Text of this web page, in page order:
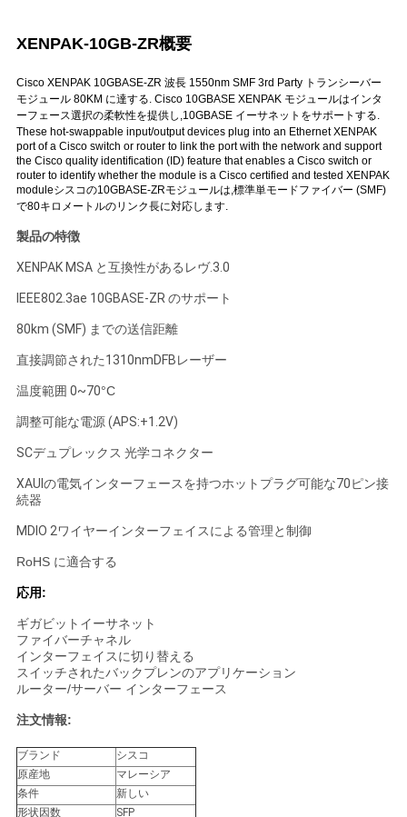
さ
い
ニ
ュ
ー
ス
事
件
SITEMAP
プ
ラ
イ
バ
シ
ー
ポ
リ
XENPAK-10GB-ZR概要
Cisco XENPAK 10GBASE-ZR 波長 1550nm SMF 3rd Party トランシーバー
モジュール 80KM に達する. Cisco 10GBASE XENPAK モジュールはインタ
ーフェース選択の柔軟性を提供し,10GBASE イーサネットをサポートする.
These hot-swappable input/output devices plug into an Ethernet XENPAK
port of a Cisco switch or router to link the port with the network and support
the Cisco quality identification (ID) feature that enables a Cisco switch or
router to identify whether the module is a Cisco certified and tested XENPAK
moduleシスコの10GBASE-ZRモジュールは,標準単モードファイバー (SMF)
で80キロメートルのリンク長に対応します.
製品の特徴
XENPAK MSA と互換性がある レヴ.3.0
IEEE802.3ae 10GBASE-ZR のサポート
80km (SMF) までの送信距離
直接調節された1310nmDFBレーザー
温度範囲 0~70°C
調整可能な電源 (APS:+1.2V)
SCデュプレックス 光学コネクター
XAUIの電気インターフェースを持つホットプラグ可能な70ピン接
続器
MDIO 2ワイヤーインターフェイスによる管理と制御
RoHS に適合する
応用:
ギガビットイーサネット
ファイバーチャネル
インターフェイスに切り替える
スイッチされたバックプレンのアプリケーション
ルーター/サーバー インターフェース
注文情報:
ブランド
シスコ
原産地
マレーシア
条件
新しい
形状因数
SFP